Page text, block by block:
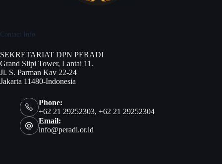
Contact Info
SEKRETARIAT DPN PERADI
Grand Slipi Tower, Lantai 11.
Jl. S. Parman Kav 22-24
Jakarta 11480-Indonesia
Phone:
+62 21 29252303, +62 21 29252304
Email:
info@peradi.or.id